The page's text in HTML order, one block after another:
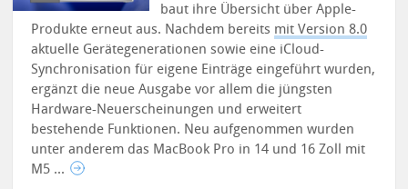
baut ihre Übersicht über Apple-
Produkte erneut aus. Nachdem bereits mit Version 8.0
aktuelle Gerätegenerationen sowie eine iCloud-
Synchronisation für eigene Einträge eingeführt wurden,
ergänzt die neue Ausgabe vor allem die jüngsten
Hardware-Neuerscheinungen und erweitert
bestehende Funktionen. Neu aufgenommen wurden
unter anderem das MacBook Pro in 14 und 16 Zoll mit
M5 ...